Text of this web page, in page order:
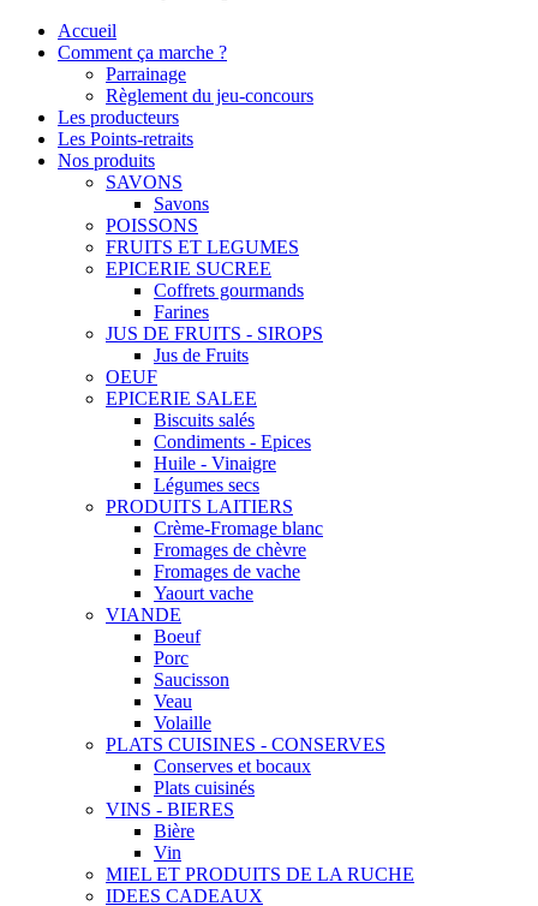
Accueil
Comment ça marche ?
Parrainage
Règlement du jeu-concours
Les producteurs
Les Points-retraits
Nos produits
SAVONS
Savons
POISSONS
FRUITS ET LEGUMES
EPICERIE SUCREE
Coffrets gourmands
Farines
JUS DE FRUITS - SIROPS
Jus de Fruits
OEUF
EPICERIE SALEE
Biscuits salés
Condiments - Epices
Huile - Vinaigre
Légumes secs
PRODUITS LAITIERS
Crème-Fromage blanc
Fromages de chèvre
Fromages de vache
Yaourt vache
VIANDE
Boeuf
Porc
Saucisson
Veau
Volaille
PLATS CUISINES - CONSERVES
Conserves et bocaux
Plats cuisinés
VINS - BIERES
Bière
Vin
MIEL ET PRODUITS DE LA RUCHE
IDEES CADEAUX